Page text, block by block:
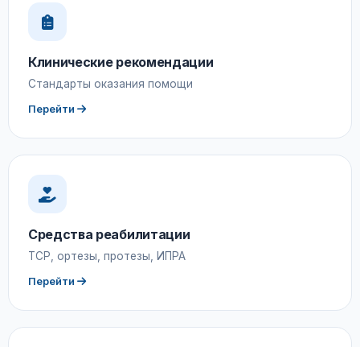
Клинические рекомендации
Стандарты оказания помощи
Перейти
Средства реабилитации
ТСР, ортезы, протезы, ИПРА
Перейти